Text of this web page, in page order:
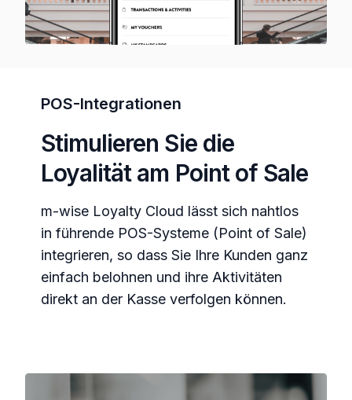
POS-Integrationen
Stimulieren Sie die
Loyalität am Point of Sale
m-wise Loyalty Cloud lässt sich nahtlos
in führende POS-Systeme (Point of Sale)
integrieren, so dass Sie Ihre Kunden ganz
einfach belohnen und ihre Aktivitäten
direkt an der Kasse verfolgen können.